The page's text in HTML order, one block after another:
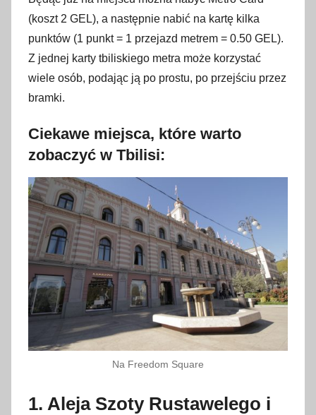
(koszt 2 GEL), a następnie nabić na kartę kilka
punktów (1 punkt = 1 przejazd metrem = 0.50 GEL).
Z jednej karty tbiliskiego metra może korzystać
wiele osób, podając ją po prostu, po przejściu przez
bramki.
Ciekawe miejsca, które warto
zobaczyć w Tbilisi:
Na Freedom Square
1. Aleja Szoty Rustawelego i